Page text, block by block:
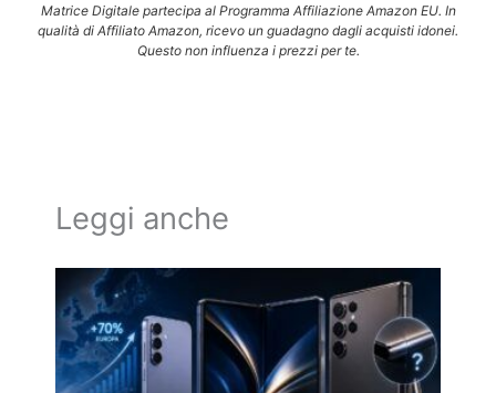
Matrice Digitale partecipa al Programma Affiliazione Amazon EU. In
qualità di Affiliato Amazon, ricevo un guadagno dagli acquisti idonei.
Questo non influenza i prezzi per te.
Leggi anche